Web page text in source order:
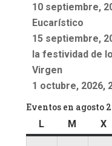
10 septiembre,
Eucarístico
15 septiembre,
la festividad de
Virgen
1 octubre, 2026,
Eventos en agosto
LlunesM martes
X